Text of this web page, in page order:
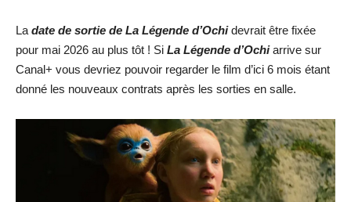
La date de sortie de La Légende d’Ochidevrait être fixée
pour mai 2026 au plus tôt ! Si La Légende d’Ochiarrive sur
Canal+ vous devriez pouvoir regarder le film d’ici 6 mois étant
donné les nouveaux contrats après les sorties en salle.